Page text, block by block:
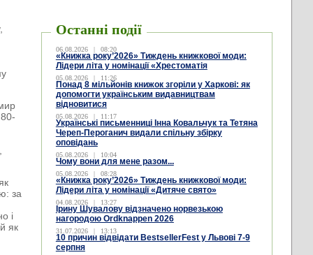
за
і
як
Останні події
06.08.2026 | 08:20
«Книжка року’2026» Тиждень книжкової моди:
Лідери літа у номінації «Хрестоматія
05.08.2026 | 11:26
Понад 8 мільйонів книжок згоріли у Харкові: як
допомогти українським видавництвам
відновитися
05.08.2026 | 11:17
Українські письменниці Інна Ковальчук та Тетяна
Череп-Пероганич видали спільну збірку
оповідань
05.08.2026 | 10:04
Чому вони для мене разом...
05.08.2026 | 08:28
«Книжка року’2026» Тиждень книжкової моди:
Лідери літа у номінації «Дитяче свято»
04.08.2026 | 13:27
Ірину Шувалову відзначено норвезькою
нагородою Ordknappen 2026
31.07.2026 | 13:13
10 причин відвідати BestsellerFest у Львові 7-9
серпня